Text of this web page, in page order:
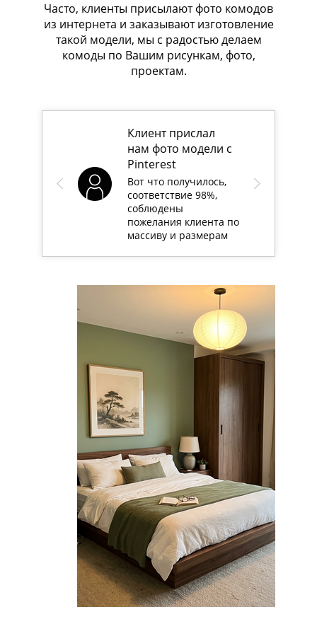
Часто, клиенты присылают фото комодов
из интернета и заказывают изготовление
такой модели, мы с радостью делаем
комоды по Вашим рисункам, фото,
проектам.
Клиент прислал
нам фото модели с
Pinterest
Вот что получилось,
соответствие 98%,
соблюдены
пожелания клиента по
массиву и размерам